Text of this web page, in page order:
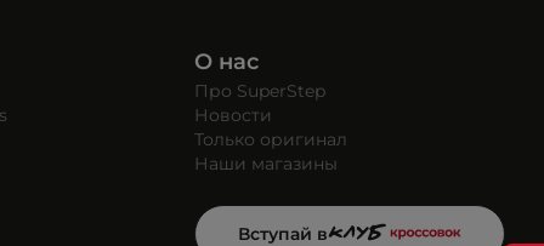
О нас
Про SuperStep
Новости
Только оригинал
Наши магазины
Вступай в